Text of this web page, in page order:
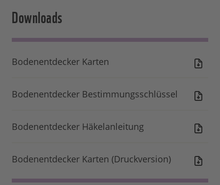
Downloads
Bodenentdecker Karten
Bodenentdecker Bestimmungsschlüssel
Bodenentdecker Häkelanleitung
Bodenentdecker Karten (Druckversion)